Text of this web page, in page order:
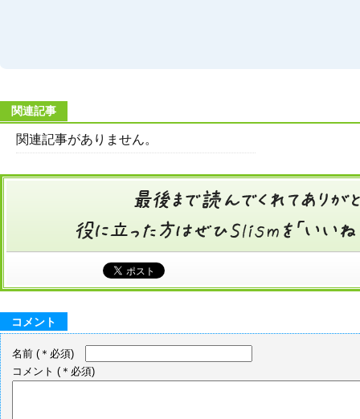
関連記事
関連記事がありません。
コメント
名前 (＊必須)
コメント (＊必須)